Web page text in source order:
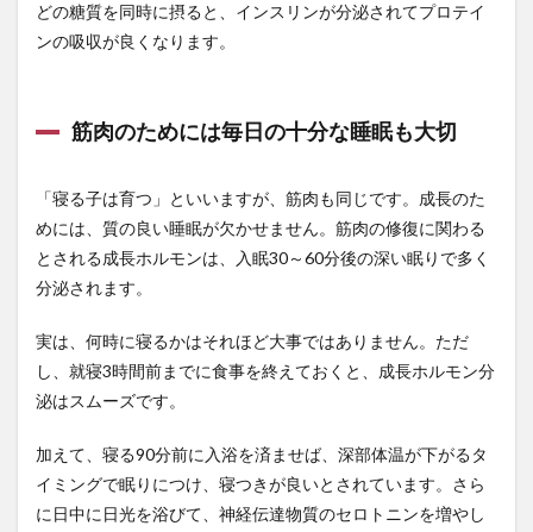
どの糖質を同時に摂ると、インスリンが分泌されてプロテイ
ンの吸収が良くなります。
筋肉のためには毎日の十分な睡眠も大切
「寝る子は育つ」といいますが、筋肉も同じです。成長のた
めには、質の良い睡眠が欠かせません。筋肉の修復に関わる
とされる成長ホルモンは、入眠30～60分後の深い眠りで多く
分泌されます。
実は、何時に寝るかはそれほど大事ではありません。ただ
し、就寝3時間前までに食事を終えておくと、成長ホルモン分
泌はスムーズです。
加えて、寝る90分前に入浴を済ませば、深部体温が下がるタ
イミングで眠りにつけ、寝つきが良いとされています。さら
に日中に日光を浴びて、神経伝達物質のセロトニンを増やし